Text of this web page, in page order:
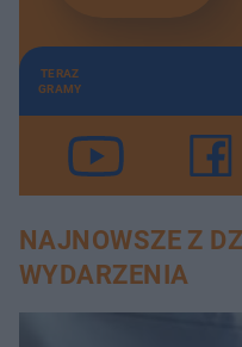
TERAZ
GRAMY
NAJNOWSZE Z
WYDARZENIA